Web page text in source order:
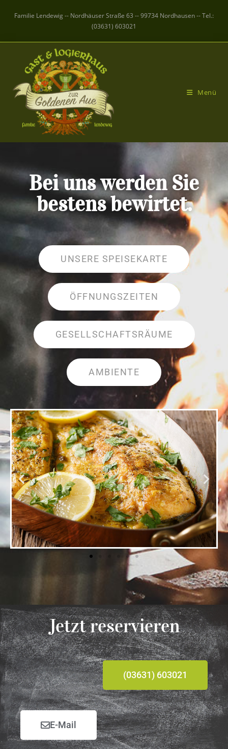
Familie Lendewig -- Nordhäuser Straße 63 -- 99734 Nordhausen -- Tel.:
(03631) 603021
Menü
Bei uns werden Sie
bestens bewirtet.
UNSERE SPEISEKARTE
ÖFFNUNGSZEITEN
GESELLSCHAFTSRÄUME
AMBIENTE
Jetzt reservieren
(03631) 603021
E-Mail